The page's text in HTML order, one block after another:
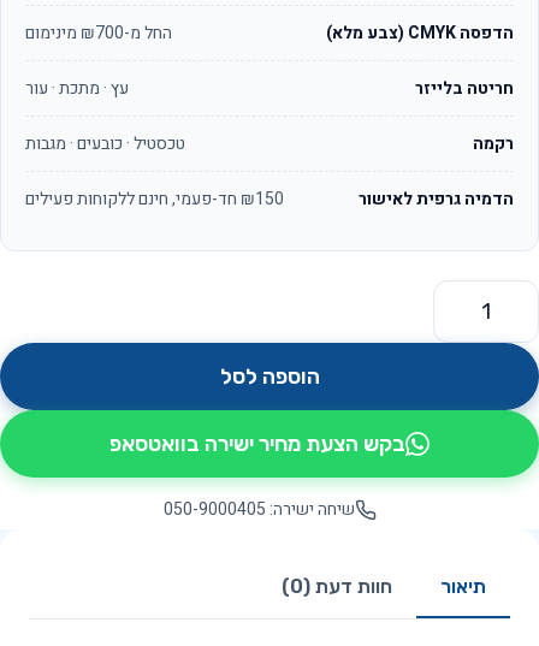
הדפסה CMYK (צבע מלא) החל מ-₪700 מינימום
חריטה בלייזר עץ · מתכת · עור
רקמה טכסטיל · כובעים · מגבות
הדמיה גרפית לאישור ₪150 חד-פעמי, חינם ללקוחות פעילים
כמות של סטנד מעוצב לבקבוק יין, עשוי מעץ שיכר*
הוספה לסל
בקש הצעת מחיר ישירה בוואטסאפ
שיחה ישירה: 050-9000405
תיאור חוות דעת (0)